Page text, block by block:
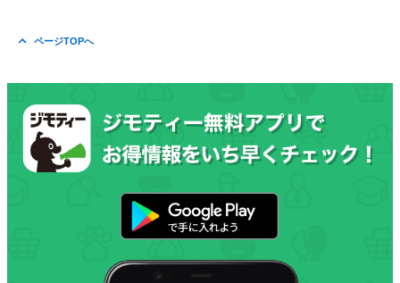
ページTOPへ